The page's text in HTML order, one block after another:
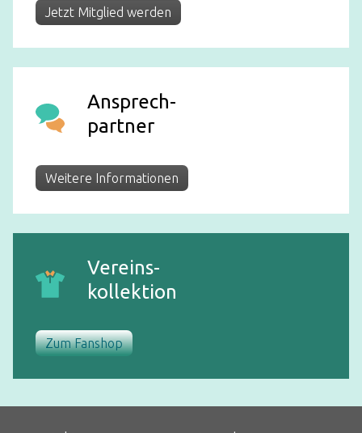
Jetzt Mitglied werden
Ansprech-
partner
Weitere Informationen
Vereins-
kollektion
Zum Fanshop